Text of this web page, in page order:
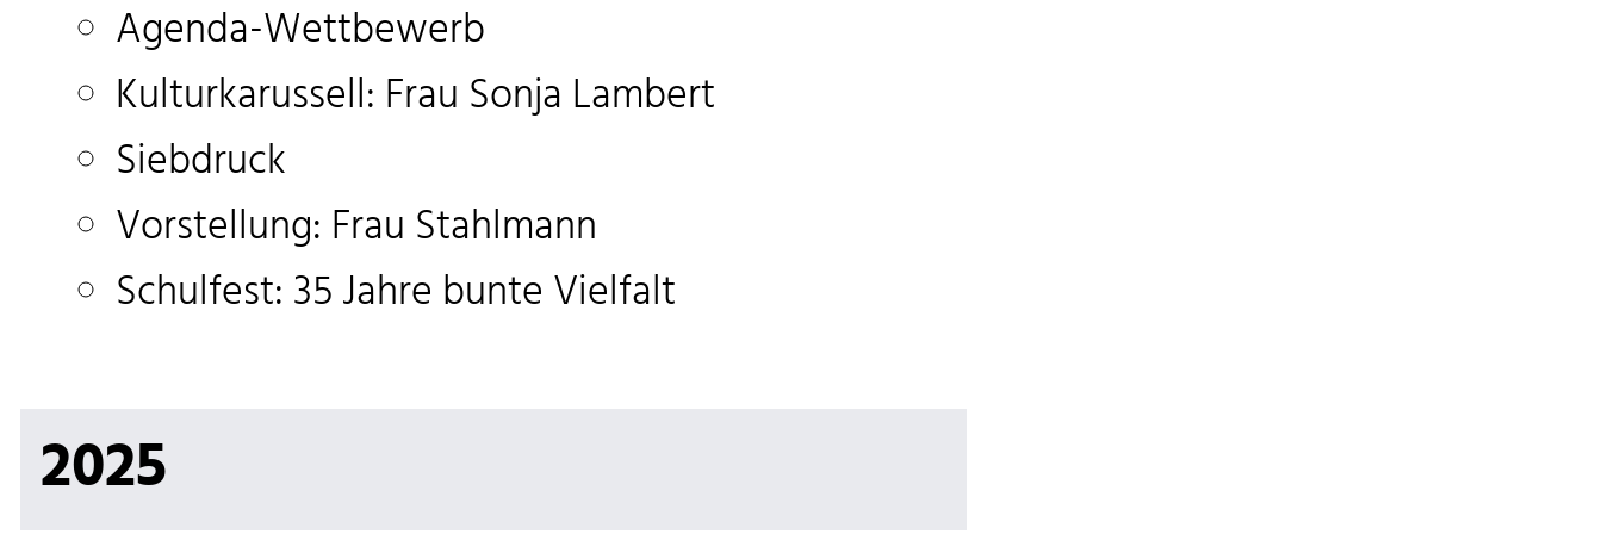
Agenda-Wettbewerb
Kulturkarussell: Frau Sonja Lambert
Siebdruck
Vorstellung: Frau Stahlmann
Schulfest: 35 Jahre bunte Vielfalt
2025